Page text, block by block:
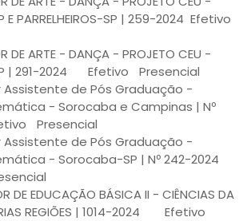
E PARRELHEIROS-SP | 259-2024 Efetivo
DE ARTE - DANÇA - PROJETO CEU -
| 291-2024
Efetivo
Presencial
Assistente de Pós Graduação -
- Sorocaba e Campinas | Nº
Presencial
Assistente de Pós Graduação -
- Sorocaba-SP | Nº 242-2024
DE EDUCAÇÃO BÁSICA II - CIÊNCIAS DA
REGIÕES | 1014-2024
Efetivo